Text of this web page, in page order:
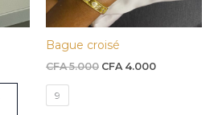
Bague croisé
CFA5.000 CFA4.000
9
être